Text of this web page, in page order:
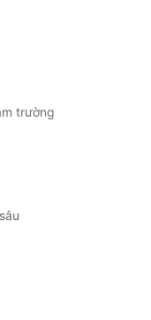
trường